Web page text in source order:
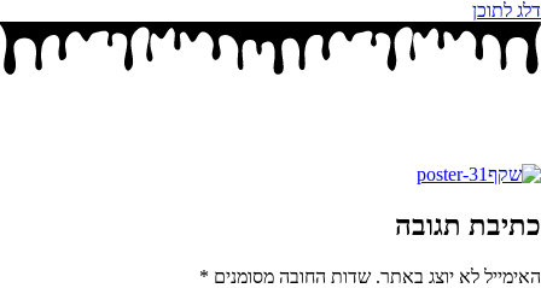
דלג לתוכן
כתיבת תגובה
האימייל לא יוצג באתר. שדות החובה מסומנים *